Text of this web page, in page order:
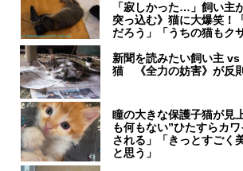
「寂しかった…」飼い主
突っ込む》猫に大爆笑！
だろう」「うちの猫もク
新聞を読みたい飼い主
猫 《全力の妨害》が反
瞳の大きな保護子猫が見
も何もない”ひたすらカ
される」「きっとすごく
と思う」